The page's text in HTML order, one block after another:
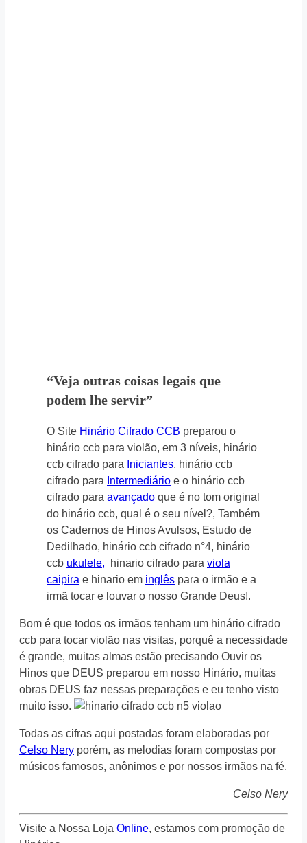
“Veja outras coisas legais que
podem lhe servir”
O Site Hinário Cifrado CCB preparou o
hinário ccb para violão, em 3 níveis, hinário
ccb cifrado para Iniciantes, hinário ccb
cifrado para Intermediário e o hinário ccb
cifrado para avançado que é no tom original
do hinário ccb, qual é o seu nível?, Também
os Cadernos de Hinos Avulsos, Estudo de
Dedilhado, hinário ccb cifrado n°4, hinário
ccb ukulele, hinario cifrado para viola
caipira e hinario em inglês para o irmão e a
irmã tocar e louvar o nosso Grande Deus!.
Bom é que todos os irmãos tenham um hinário cifrado
ccb para tocar violão nas visitas, porquê a necessidade
é grande, muitas almas estão precisando Ouvir os
Hinos que DEUS preparou em nosso Hinário, muitas
obras DEUS faz nessas preparações e eu tenho visto
muito isso.
Todas as cifras aqui postadas foram elaboradas por
Celso Nery porém, as melodias foram compostas por
músicos famosos, anônimos e por nossos irmãos na fé.
Celso Nery
Visite a Nossa Loja Online, estamos com promoção de